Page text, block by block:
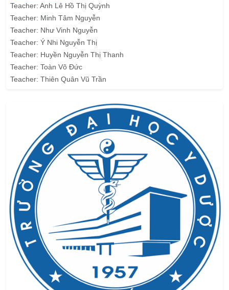
Teacher: Anh Lê Hồ Thị Quỳnh
Teacher: Minh Tâm Nguyễn
Teacher: Như Vinh Nguyễn
Teacher: Ý Nhi Nguyễn Thị
Teacher: Huyền Nguyễn Thị Thanh
Teacher: Toàn Võ Đức
Teacher: Thiên Quân Vũ Trần